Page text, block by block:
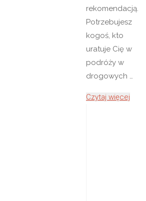
rekomendacją.
Potrzebujesz
kogoś, kto
uratuje Cię w
podróży w
drogowych …
Czytaj więcej